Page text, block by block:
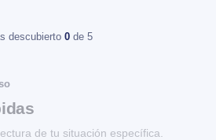
descubierto 0 de 5
de tu situación específica.